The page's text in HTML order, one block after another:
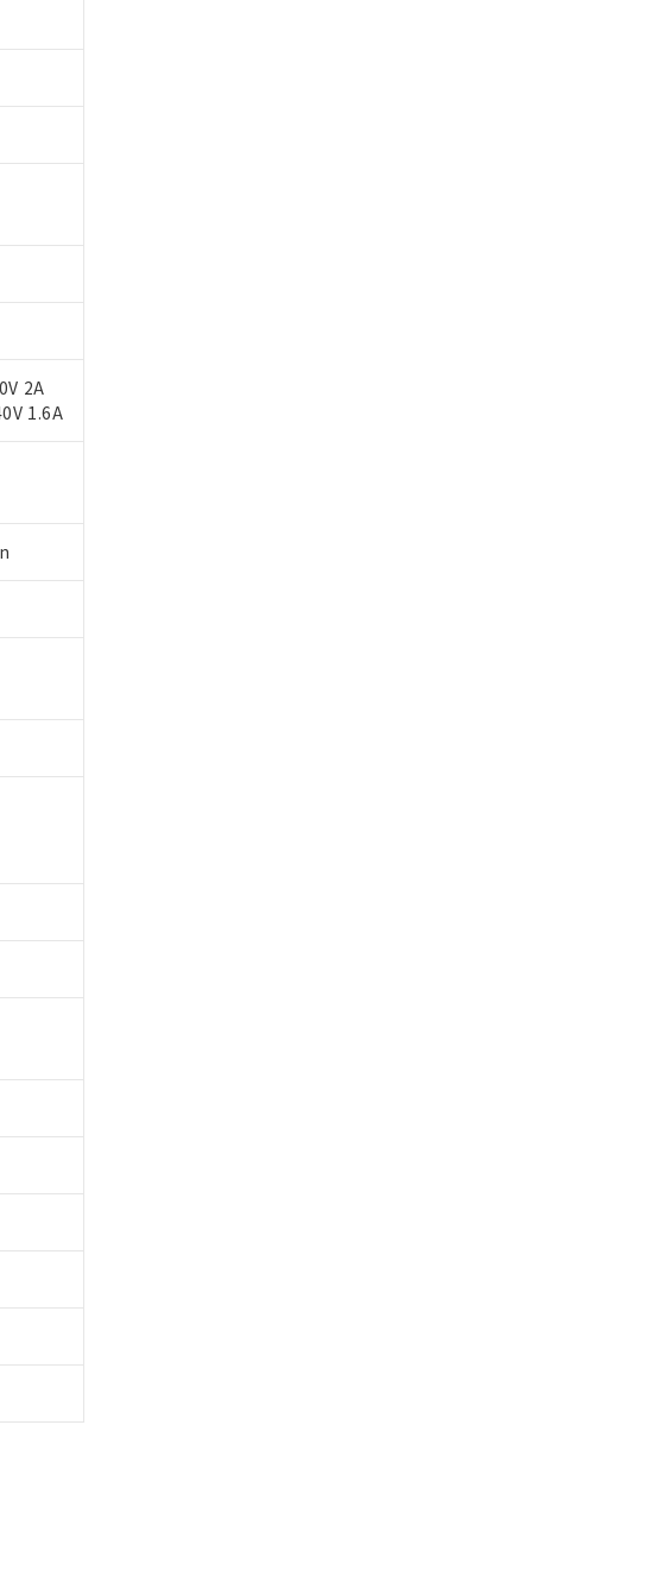
2A
1.6A
価格(税抜)を提供させていただ
もあることをご了承ください。
内データに基づき作成されるも
当のオムロン制御機器販売店・
たは開示しないようお願いしま
I-Webメンバーズにご登録され
囲で利用することをご了承くだ
予定のある商品です。
品を出す予定はありません。
は確認中の商品です。
す。
ェニルエーテル類(PBDE) 1000ppm以下、
（BBP） 1000ppm以下、フタル酸ジブチ
す。
の期間は出荷製品に未対応品が
ない限り、2022年1月12日よ
す。
します。
刻な影響を及ぼさない年数を意
または役務取引許可)を取得する
されないよう必要な手段を講じ
の他武器並びにこれらの製造装
容を当該第三者に通知します。
ャンセル
はお客様担当のオムロン制御